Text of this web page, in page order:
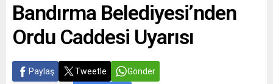
Bandırma Belediyesi’nden
Ordu Caddesi Uyarısı
Paylaş Tweetle Gönder